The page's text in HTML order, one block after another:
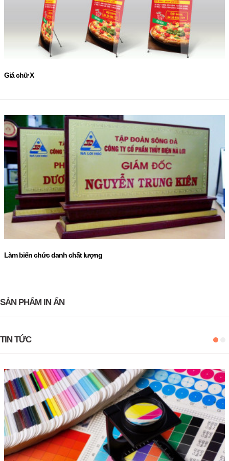
Giá chữ X
Làm biển chức danh chất lượng
SẢN PHẨM IN ẤN
TIN TỨC